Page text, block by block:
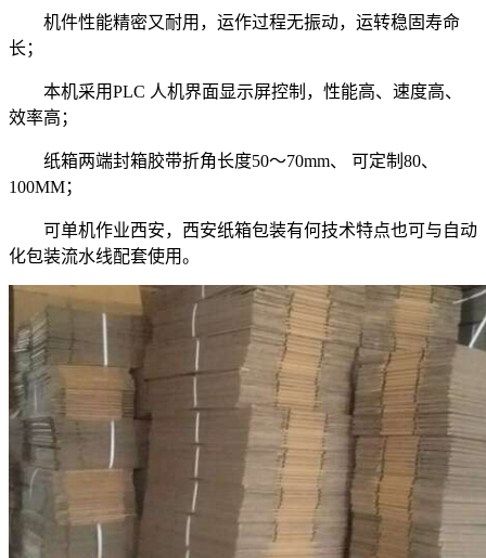
机件性能精密又耐用，运作过程无振动，运转稳固寿命
长；
本机采用PLC 人机界面显示屏控制，性能高、速度高、
效率高；
纸箱两端封箱胶带折角长度50～70mm、 可定制80、
100MM；
可单机作业西安，西安纸箱包装有何技术特点也可与自动
化包装流水线配套使用。